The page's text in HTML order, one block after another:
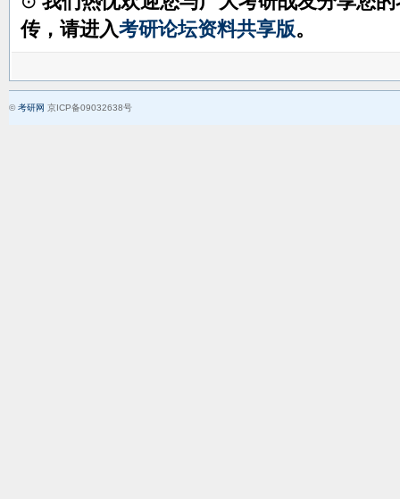
传，请进入考研论坛资料共享版。
©考研网 京ICP备09032638号